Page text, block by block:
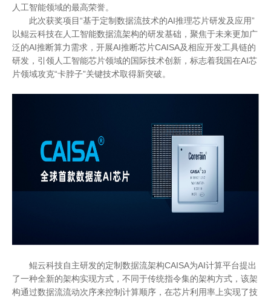
人工智能领域的最高荣誉。
此次获奖项目“基于定制数据流技术的AI推理芯片研发及应用”
以鲲云科技在人工智能数据流架构的研发基础，聚焦于未来更加广
泛的AI推断算力需求，开展AI推断芯片CAISA及相应开发工具链的
研发，引领人工智能芯片领域的国际技术创新，标志着我国在AI芯
片领域攻克“卡脖子”关键技术取得新突破。
鲲云科技自主研发的定制数据流架构CAISA为AI计算平台提出
了一种全新的架构实现方式，不同于传统指令集的架构方式，该架
构通过数据流流动次序来控制计算顺序，在芯片利用率上实现了技